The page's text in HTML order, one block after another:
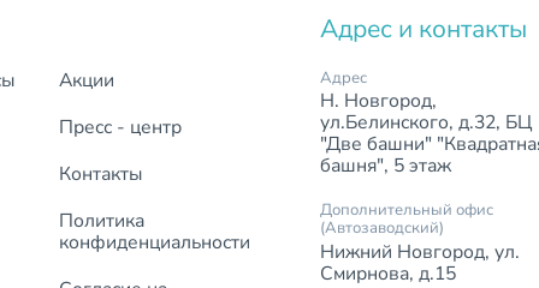
Акции
Пресс - центр
Контакты
Политика
конфиденциальности
Адрес и контакты
Адрес
Н. Новгород,
ул.Белинского, д.32, БЦ
"Две башни"
башня", 5 этаж
Дополнительный офис
(Автозаводский)
Нижний Новгород, ул.
Смирнова, д.15